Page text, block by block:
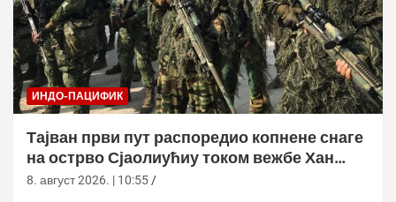
ИНДО-ПАЦИФИК
Тајван први пут распоредио копнене снаге
на острво Сјаолиућиу током вежбе Хан
Куанг 42
8. август 2026. | 10:55